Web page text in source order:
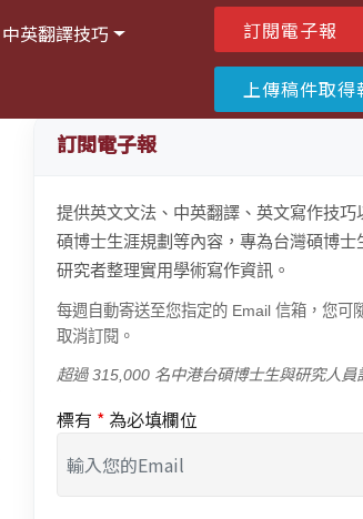
中英翻譯技巧
訂閱電子報
上傳稿件取得
訂閱電子報
提供英文文法、中英翻譯、英文寫作技巧
碩博士生涯規劃等內容，專為台灣碩博士
研究者整理實用學術寫作資訊。
每週自動寄送至您指定的 Email 信箱，您可
取消訂閱。
超過 315,000 名中港台碩博士生與研究人員
標有 * 為必填欄位